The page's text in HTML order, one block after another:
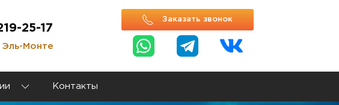
25-17
Эль-Монте
Заказать звонок
Контакты